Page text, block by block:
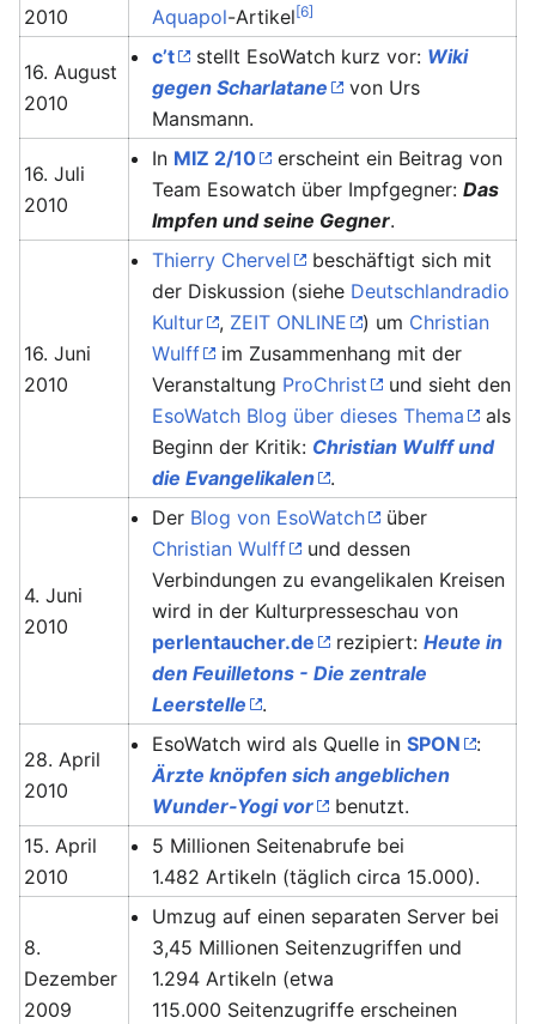
2010
Aquapol-Artikel[6]
16. August
2010
c’t stellt EsoWatch kurz vor: Wiki
gegen Scharlatane
von Urs
Mansmann.
16. Juli
2010
In MIZ 2/10
erscheint ein Beitrag von
Team Esowatch über Impfgegner:Das
Impfen und seine Gegner.
16. Juni
2010
Thierry Chervel
beschäftigt sich mit
der Diskussion (siehe Deutschlandradio
Kultur
, ZEIT ONLINE ) um Christian
Wulff
im Zusammenhang mit der
Veranstaltung ProChrist
und sieht den
EsoWatch Blog über dieses Thema
als
Beginn der Kritik: Christian Wulff und
die Evangelikalen
.
4. Juni
2010
Der Blog von EsoWatch
über
Christian Wulff
und dessen
Verbindungen zu evangelikalen Kreisen
wird in der Kulturpresseschau von
perlentaucher.de
rezipiert:Heute in
den Feuilletons - Die zentrale
Leerstelle
.
28. April
2010
EsoWatch wird als Quelle inSPON
:
Ärzte knöpfen sich angeblichen
Wunder-Yogi vor
benutzt.
15. April
2010
5 Millionen Seitenabrufe bei
1.482 Artikeln (täglich circa 15.000).
8.
Dezember
2009
Umzug auf einen separaten Server bei
3,45 Millionen Seitenzugriffen und
1.294 Artikeln (etwa
115.000 Seitenzugriffe erscheinen